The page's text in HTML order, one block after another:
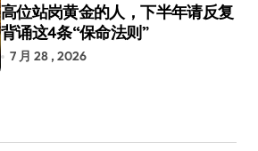
高位站岗黄金的人，下半年请反复
背诵这4条“保命法则”
7 月 28 , 2026